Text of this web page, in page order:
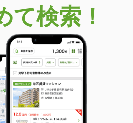
て検索！